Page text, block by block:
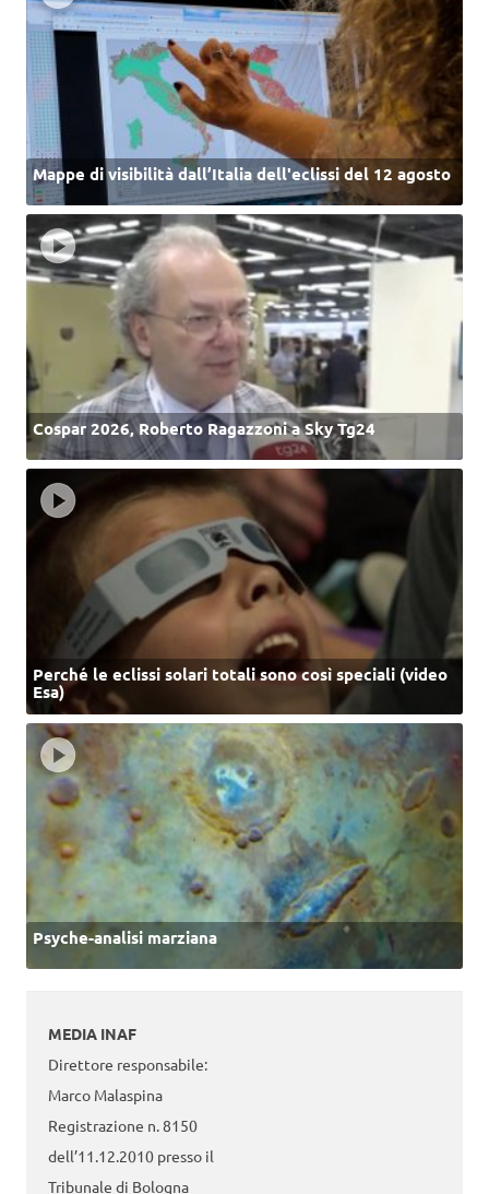
Mappe di visibilità dall’Italia dell'eclissi del 12 agosto
Cospar 2026, Roberto Ragazzoni a Sky Tg24
Perché le eclissi solari totali sono così speciali (video
Esa)
Psyche-analisi marziana
MEDIA INAF
Direttore responsabile:
Marco Malaspina
Registrazione n. 8150
dell’11.12.2010 presso il
Tribunale di Bologna